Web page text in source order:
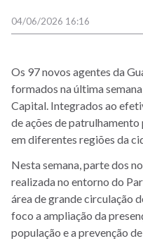
04/06/2026 16:16
Os 97 novos agentes da
formados na última
Capital. Integrados ao
de ações de
em diferentes regiões da
Nesta semana, parte dos
realizada no entorno do
área de grande circulação
foco a ampliação da
população e a prevenção